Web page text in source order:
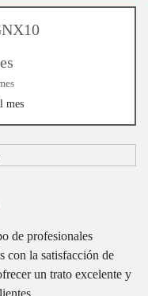
mes
de profesionales
con la satisfacción de
un trato excelente y